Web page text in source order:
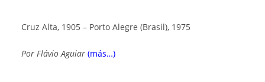
Cruz Alta, 1905 – Porto Alegre (Brasil), 1975
Por Flávio Aguiar (más…)